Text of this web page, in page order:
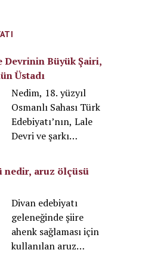
rehberi hazırladık.
isteyen herkesin
bilmesi gereken
tecrübelerimizi
paylaştık. Aşağıda
GAP turu ile ilgili en
çok merak edilen 10
soruyu yanıtlıyoruz.
ne zaman yapılmalı,
giyilmeli ve nereyi
gezmeli gibi temel
soruları
yanıtlayalım.
Devrinin Büyük Şairi,
Üstadı
Nedim, 18. yüzyıl
Osmanlı Sahası Türk
Edebiyatı’nın, Lale
Devri ve şarkı
şairi olmasının yanı
sıra, divan şiirine
kendine has üslubu
sayesinde divan
edebiyatının da en
ünlü şairlerinden
nedir, aruz ölçüsü
Divan edebiyatı
geleneğinde şiire
ahenk sağlaması için
kullanılan aruz